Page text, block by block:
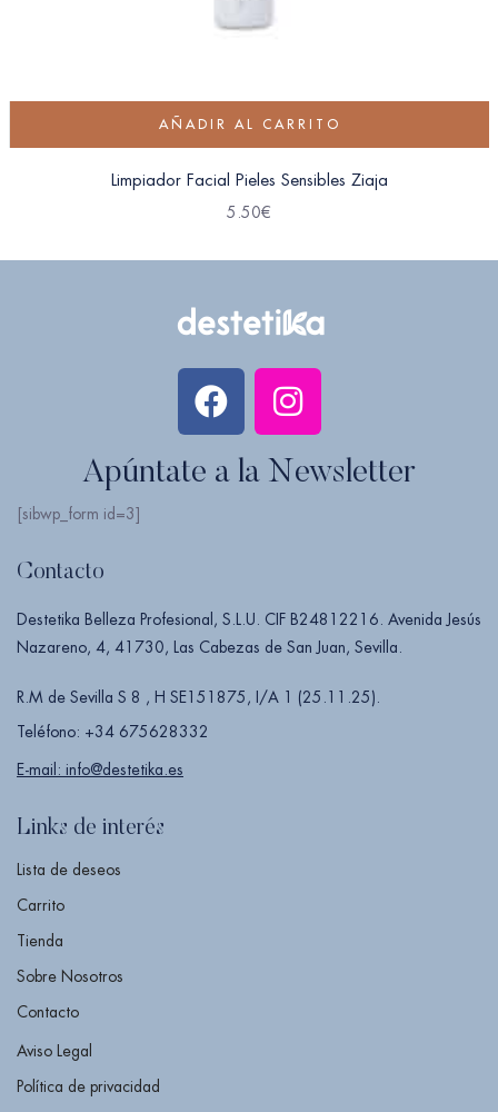
AÑADIR AL CARRITO
Limpiador Facial Pieles Sensibles Ziaja
5.50€
Apúntate a la Newsletter
[sibwp_form id=3]
Contacto
Destetika Belleza Profesional, S.L.U. CIF B24812216. Avenida Jesús
Nazareno, 4, 41730, Las Cabezas de San Juan, Sevilla.
R.M de Sevilla S 8 , H SE151875, I/A 1 (25.11.25).
Teléfono: +34 675628332
E-mail: info@destetika.es
Links de interés
Lista de deseos
Carrito
Tienda
Sobre Nosotros
Contacto
Aviso Legal
Política de privacidad